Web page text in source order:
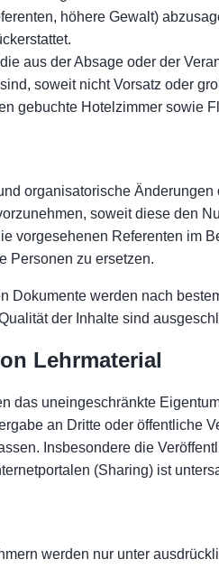
höhere Gewalt)
aus der Absage oder der
soweit nicht Vorsatz oder
gebuchte Hotelzimmer sowie
organisatorische
soweit diese den
vorgesehenen Referenten im
Personen zu ersetzen.
Dokumente werden nach
der Inhalte sind
Lehrmaterial
das uneingeschränkte
an Dritte oder öffentliche
Insbesondere die
(Sharing) ist
werden nur unter